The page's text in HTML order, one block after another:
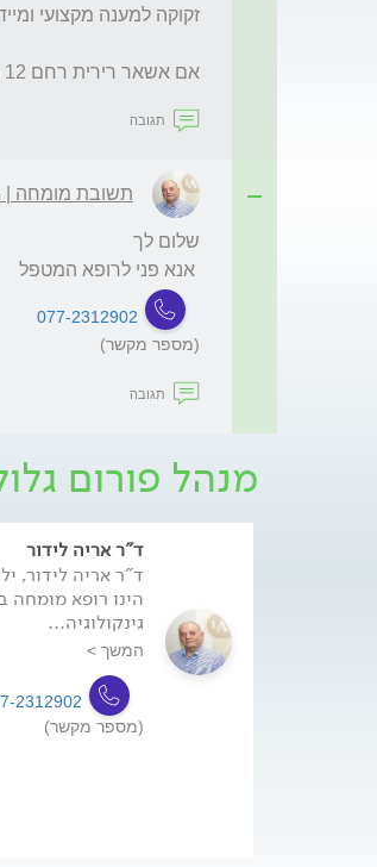
אם אשאר רירית רחם 12 ממ מעל חודש שלם זה מסוכן?
תגובה
תשובת מומחה |
077-2312902
(מספר מקשר)
תגובה
מנהל פורום
ד"ר אריה לידור
ד"ר אריה לידור,
הינו רופא מומחה
גינקולוגיה...
המשך >
2312902
(מספר מקשר)